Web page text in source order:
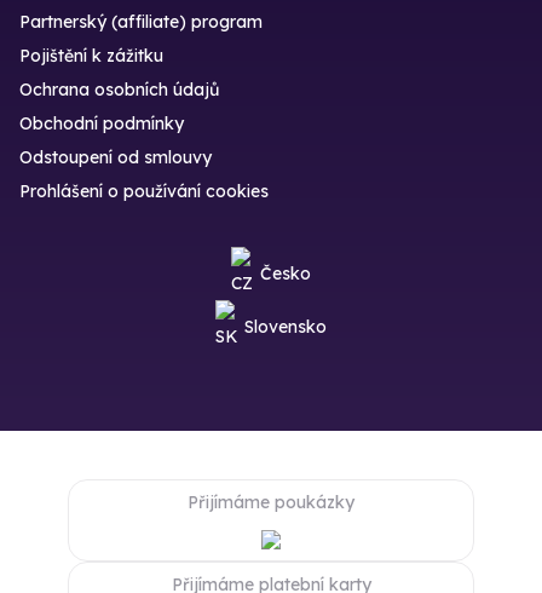
Partnerský (affiliate) program
Pojištění k zážitku
Ochrana osobních údajů
Obchodní podmínky
Odstoupení od smlouvy
Prohlášení o používání cookies
Česko
Slovensko
Přijímáme poukázky
Přijímáme platební karty